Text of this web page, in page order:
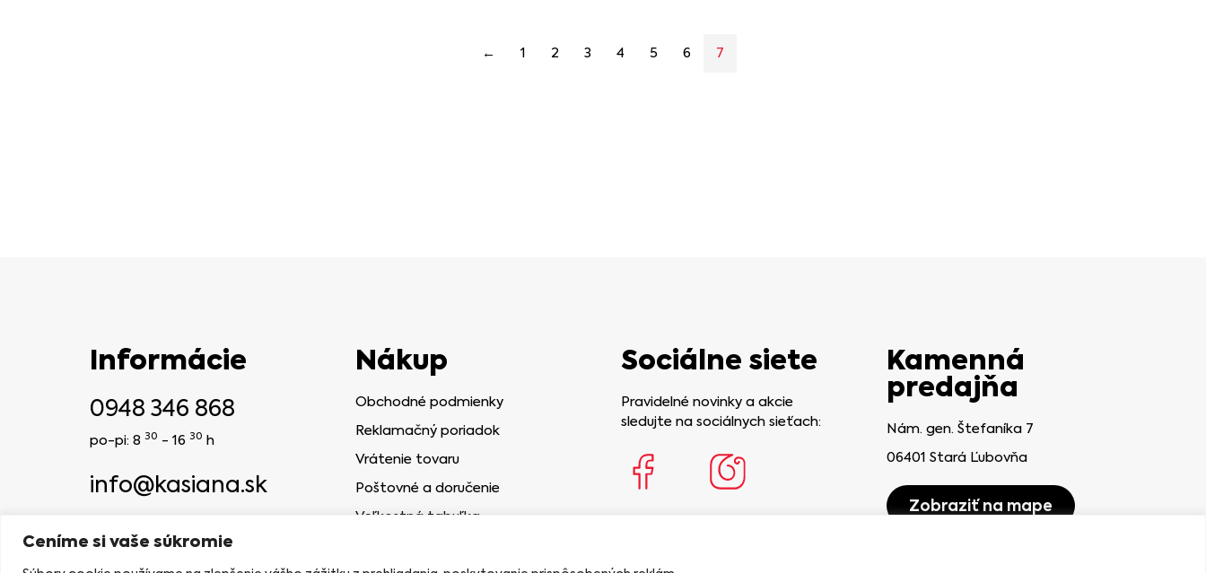
Ceníme si vaše súkromie
← 1 2 3 4 5 6 7
Informácie
0948 346 868
po-pi: 8 30 - 16 30 h
info@kasiana.sk
NAVRHLA AGENTÚRA MELONBERRIES
Nákup
Obchodné podmienky
Reklamačný poriadok
Vrátenie tovaru
Poštovné a doručenie
Veľkostná tabuľka
Sociálne siete
Pravidelné novinky a akcie
sledujte na sociálnych sieťach:
Kamenná
predajňa
Nám. gen. Štefaníka 7
06401 Stará Ľubovňa
Zobraziť na mape